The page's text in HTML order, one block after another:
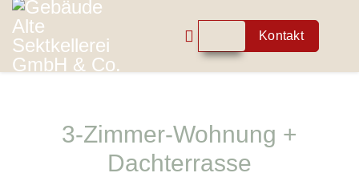
Kontakt
3-Zimmer-Wohnung +
Dachterrasse